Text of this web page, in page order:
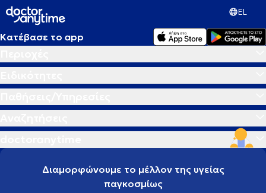
EL
Κατέβασε το app
Διαμορφώνουμε το μέλλον της υγείας
παγκοσμίως